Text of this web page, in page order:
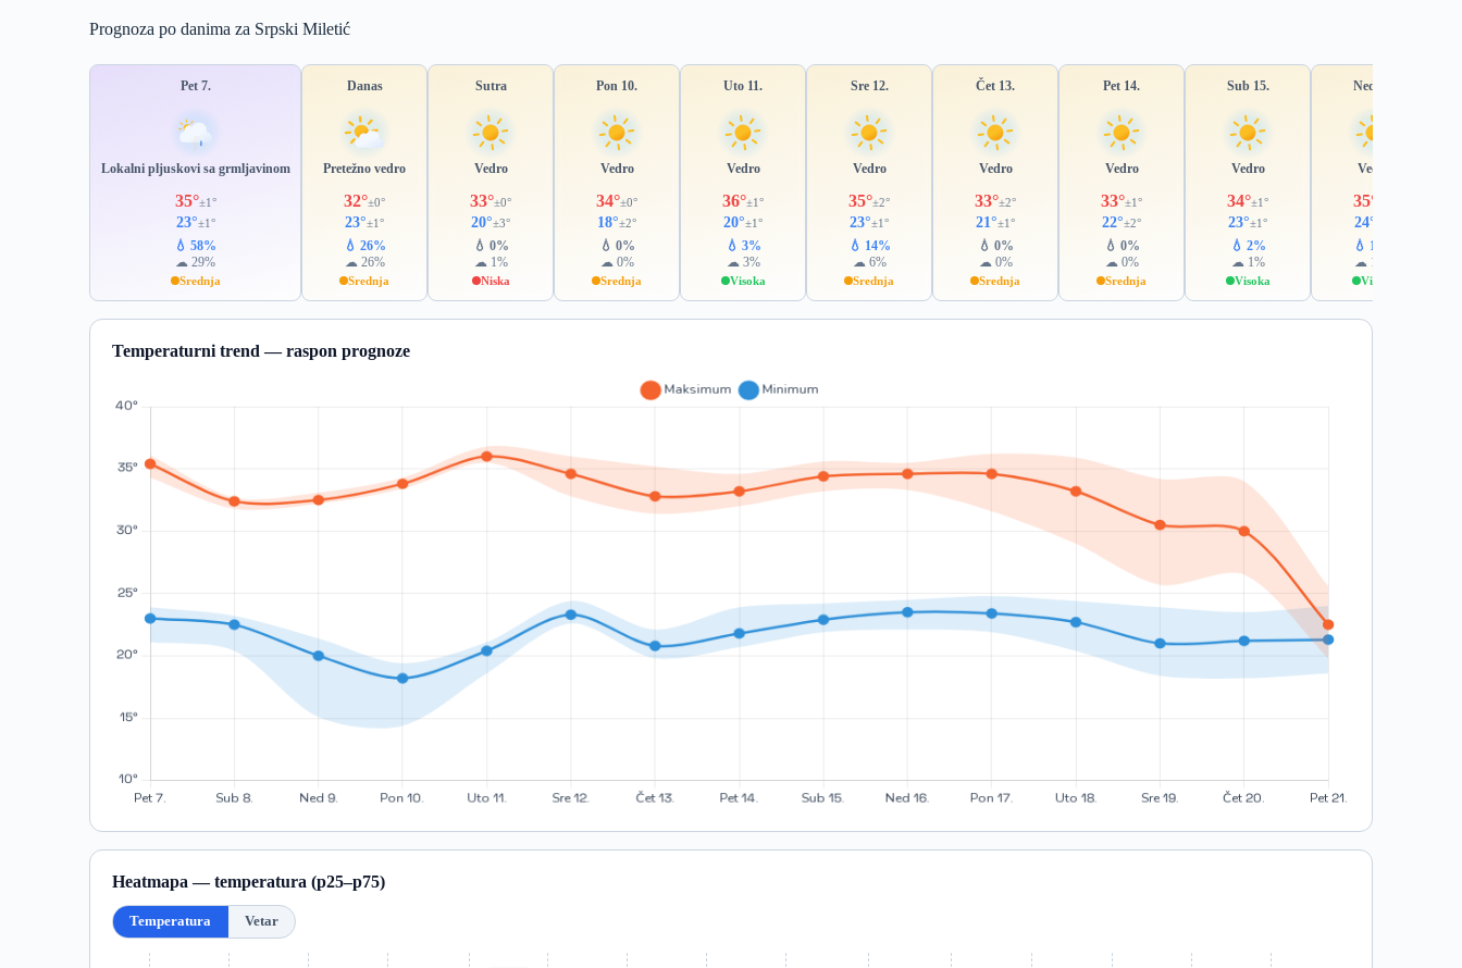
Prognoza po danima za Srpski Miletić
Pet 7.
Lokalni pljuskovi sa grmljavinom
35°±1°
23°±1°
💧 58%
☁ 29%
Srednja
Danas
Pretežno vedro
32°±0°
23°±1°
💧 26%
☁ 26%
Srednja
Sutra
Vedro
33°±0°
20°±3°
💧 0%
☁ 1%
Niska
Pon 10.
Vedro
34°±0°
18°±2°
💧 0%
☁ 0%
Srednja
Uto 11.
Vedro
36°±1°
20°±1°
💧 3%
☁ 3%
Visoka
Sre 12.
Vedro
35°±2°
23°±1°
💧 14%
☁ 6%
Srednja
Čet 13.
Vedro
33°±2°
21°±1°
💧 0%
☁ 0%
Srednja
Pet 14.
Vedro
33°±1°
22°±2°
💧 0%
☁ 0%
Srednja
Sub 15.
Vedro
34°±1°
23°±1°
💧 2%
☁ 1%
Visoka
Ned 16.
Vedro
35°
24°
💧 18%
☁ 16%
Visoka
Temperaturni trend — raspon prognoze
Heatmapa — temperatura (p25–p75)
Temperatura Vetar